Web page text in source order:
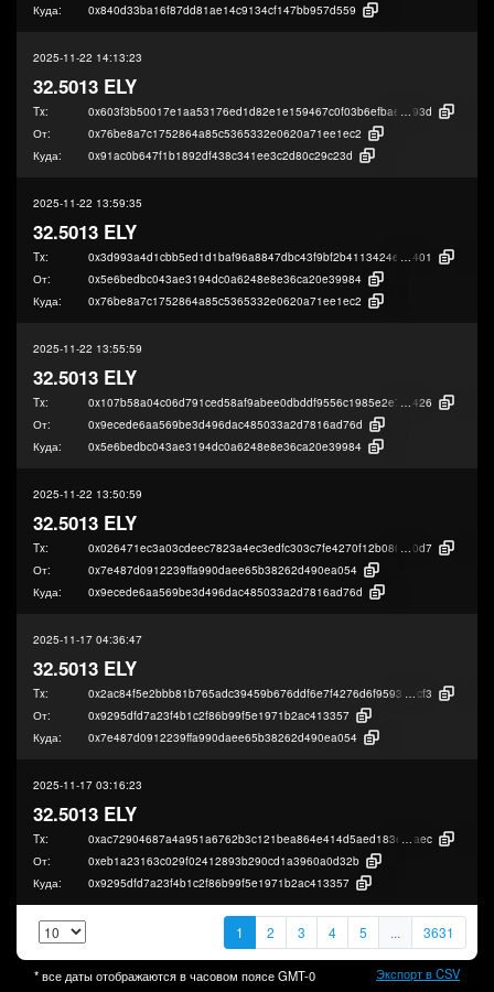
Куда:
0x840d33ba16f87dd81ae14c9134cf147bb957d559
2025-11-22 14:13:23
32.5013 ELY
Tx: 0x603f3b50017e1aa53176ed1d82e1e159467c0f03b6efbaea162cb544d11f5
93d
От:
0x76be8a7c1752864a85c5365332e0620a71ee1ec2
Куда:
0x91ac0b647f1b1892df438c341ee3c2d80c29c23d
2025-11-22 13:59:35
32.5013 ELY
Tx: 0x3d993a4d1cbb5ed1d1baf96a8847dbc43f9bf2b4113424e5aa9a77b528cd8
401
От:
0x5e6bedbc043ae3194dc0a6248e8e36ca20e39984
Куда:
0x76be8a7c1752864a85c5365332e0620a71ee1ec2
2025-11-22 13:55:59
32.5013 ELY
Tx: 0x107b58a04c06d791ced58af9abee0dbddf9556c1985e2e733b0bf121cb73a
426
От:
0x9ecede6aa569be3d496dac485033a2d7816ad76d
Куда:
0x5e6bedbc043ae3194dc0a6248e8e36ca20e39984
2025-11-22 13:50:59
32.5013 ELY
Tx: 0x026471ec3a03cdeec7823a4ec3edfc303c7fe4270f12b0809071b2d6077b7
0d7
От:
0x7e487d0912239ffa990daee65b38262d490ea054
Куда:
0x9ecede6aa569be3d496dac485033a2d7816ad76d
2025-11-17 04:36:47
32.5013 ELY
Tx: 0x2ac84f5e2bbb81b765adc39459b676ddf6e7f4276d6f95937414415d8c0d4
cf3
От:
0x9295dfd7a23f4b1c2f86b99f5e1971b2ac413357
Куда:
0x7e487d0912239ffa990daee65b38262d490ea054
2025-11-17 03:16:23
32.5013 ELY
Tx:
aec
От:
0xeb1a23163c029f02412893b290cd1a3960a0d32b
Куда:
0x9295dfd7a23f4b1c2f86b99f5e1971b2ac413357
1 2 3 4 5 ... 3631
* все даты отображаются в часовом поясеGMT-0 Экспорт в CSV